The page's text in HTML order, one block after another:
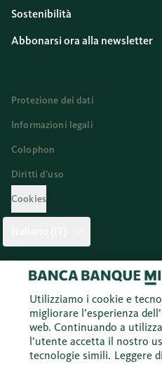
Sostenibilità
Abbonarsi ora alla newsletter
Protezione dei dati
Informazioni legali
Colophon
Diritti d’uso
Cookies
Twitter Facebook Blog
© 2026 Banca Migros SA
Utilizziamo i cookie e
migliorare l’esperienza
web. Continuando a
l’utente accetta il nostro
tecnologie simili. Leggere